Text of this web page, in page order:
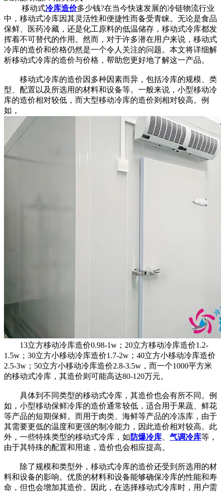
移动式冷库造价多少钱?在当今快速发展的冷链物流行业
中，移动式冷库因其灵活性和便捷性而备受青睐。无论是食品
保鲜、医药冷藏，还是化工原料的低温储存，移动式冷库都发
挥着不可替代的作用。然而，对于许多潜在用户来说，移动式
冷库的造价和价格仍然是一个令人关注的问题。本文将详细解
析移动式冷库的造价与价格，帮助您更好地了解这一产品。
移动式冷库的造价因多种因素而异，包括冷库的规模、类
型、配置以及所选用的材料和设备等。一般来说，小型移动冷
库的造价相对较低，而大型移动冷库的造价则相对较高。例
如，
13立方移动冷库造价0.98-1w；20立方移动冷库造价1.2-
1.5w；30立方小移动冷库造价1.7-2w；40立方小移动冷库造价
2.5-3w；50立方小移动冷库造价2.8-3.5w，而一个1000平方米
的移动式冷库，其造价则可能高达80-120万元。
具体到不同类型的移动式冷库，其造价也会有所不同。例
如，小型移动保鲜冷库的造价通常较低，适合用于果蔬、鲜花
等产品的短期保鲜。而用于肉类、海鲜等产品的冷冻库，由于
其需要更低的温度和更强的制冷能力，因此造价相对较高。此
外，一些特殊类型的移动式冷库，如 防爆冷库 气调冷库等，
由于其特殊的配置和用途，造价也会相应提高。
除了规模和类型外，移动式冷库的造价还受到所选用的材
料和设备的影响。优质的材料和设备能够确保冷库的性能和寿
命，但也会增加其造价。因此，在选择移动式冷库时，用户需